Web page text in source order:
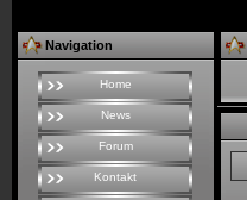
Navigation
Home
News
Forum
Kontakt